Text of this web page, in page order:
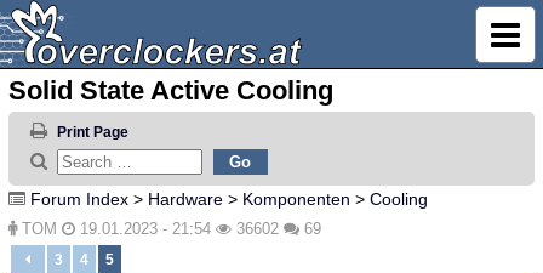
Solid State Active Cooling
Print Page
Forum Index > Hardware > Komponenten > Cooling
TOM 19.01.2023 - 21:54 36602 69
3 4 5